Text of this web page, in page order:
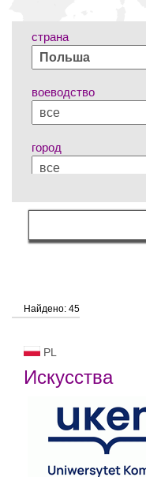
страна
воеводство
город
группы
типы университетов
статус университетов
Найдено: 45
PL
Искусства